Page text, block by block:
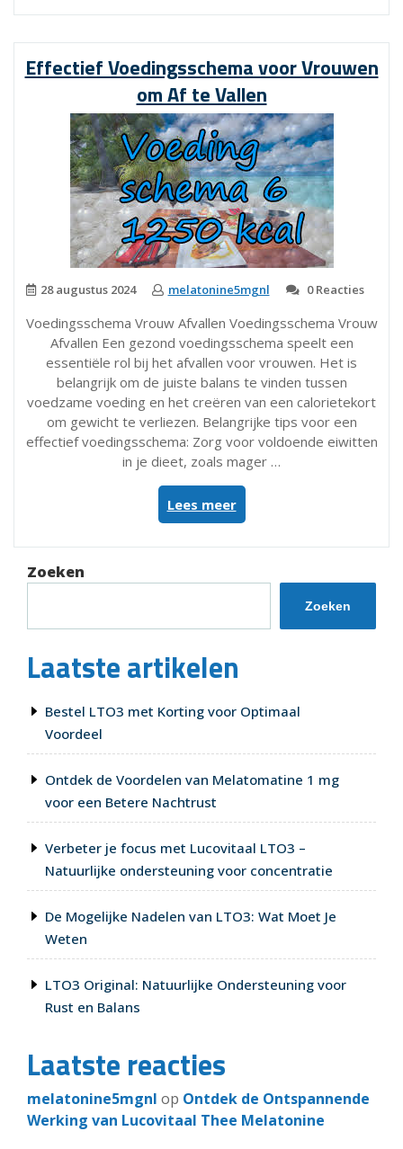
voor
af
te
vallen”
Effectief Voedingsschema voor Vrouwen
om Af te Vallen
28 augustus 2024 melatonine5mgnl 0 Reacties
Voedingsschema Vrouw Afvallen Voedingsschema Vrouw
Afvallen Een gezond voedingsschema speelt een
essentiële rol bij het afvallen voor vrouwen. Het is
belangrijk om de juiste balans te vinden tussen
voedzame voeding en het creëren van een calorietekort
om gewicht te verliezen. Belangrijke tips voor een
effectief voedingsschema: Zorg voor voldoende eiwitten
in je dieet, zoals mager …
Lees meer“Effectief
Voedingsschema
voor
om
Zoeken
Zoeken
Laatste artikelen
Bestel LTO3 met Korting voor Optimaal
Voordeel
Ontdek de Voordelen van Melatomatine 1 mg
voor een Betere Nachtrust
Verbeter je focus met Lucovitaal LTO3 –
Natuurlijke ondersteuning voor concentratie
De Mogelijke Nadelen van LTO3: Wat Moet Je
Weten
LTO3 Original: Natuurlijke Ondersteuning voor
Rust en Balans
Laatste reacties
melatonine5mgnl op Ontdek de Ontspannende
Werking van Lucovitaal Thee Melatonine